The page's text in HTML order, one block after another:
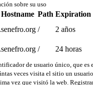
sobre su uso
Hostname Path Expiration
.senefro.org / 2 años
.senefro.org / 24 horas
de usuario único, que es
veces visita el sitio un
vez que visitó la web.